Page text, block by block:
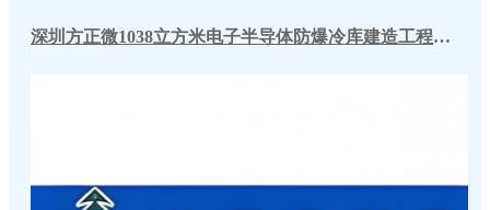
深圳方正微1038立方米电子半导体防爆冷库建造工程案例